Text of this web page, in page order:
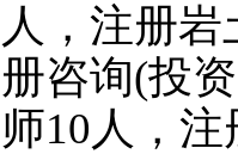
人，注册
册咨询(投
师10 人，